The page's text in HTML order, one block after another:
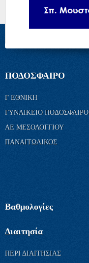
ΠΟΔΟΣΦΑΙΡΟ
Γ ΕΘΝΙΚΗ
ΓΥΝΑΙΚΕΙΟ ΠΟΔΟΣΦΑΙΡΟ
ΑΕ ΜΕΣΟΛΟΓΓΙΟΥ
ΠΑΝΑΙΤΩΛΙΚΟΣ
Βαθμολογίες
Διαιτησία
ΠΕΡΙ ΔΙΑΙΤΗΣΙΑΣ